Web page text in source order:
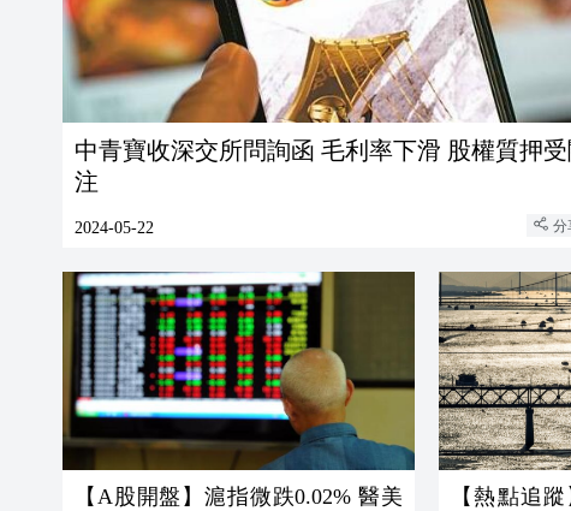
中青寶收深交所問詢函 毛利率下滑 股權質押受
注
2024-05-22 分
【A股開盤】滬指微跌0.02% 醫美
【熱點追蹤】